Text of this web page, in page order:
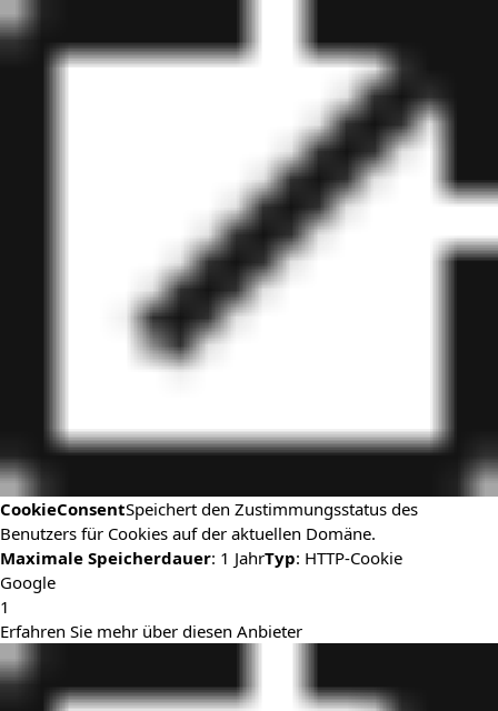
CookieConsentSpeichert den Zustimmungsstatus des
Benutzers für Cookies auf der aktuellen Domäne.
Maximale Speicherdauer: 1 JahrTyp: HTTP-Cookie
Google
1
Erfahren Sie mehr über diesen Anbieter